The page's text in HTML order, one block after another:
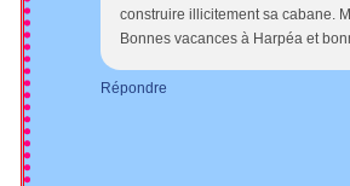
construire illicitement sa cabane.
Bonnes vacances à Harpéa et
Répondre